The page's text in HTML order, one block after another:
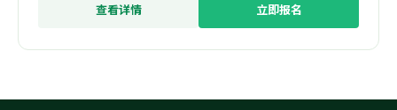
查看详情 立即报名